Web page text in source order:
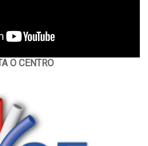
O CENTRO